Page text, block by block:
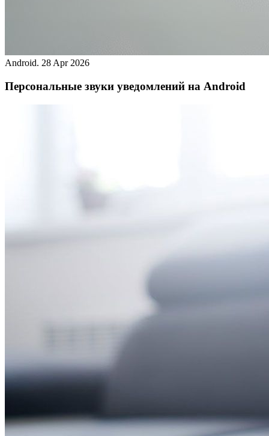
Android. 28 Apr 2026
Персональные звуки уведомлений на Android